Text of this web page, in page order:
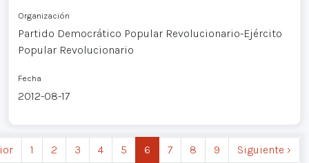
Organización
Partido Democrático Popular Revolucionario-Ejército
Popular Revolucionario
Fecha
2012-08-17
1 2 3 4 5 6 7 8 9 Siguiente ›